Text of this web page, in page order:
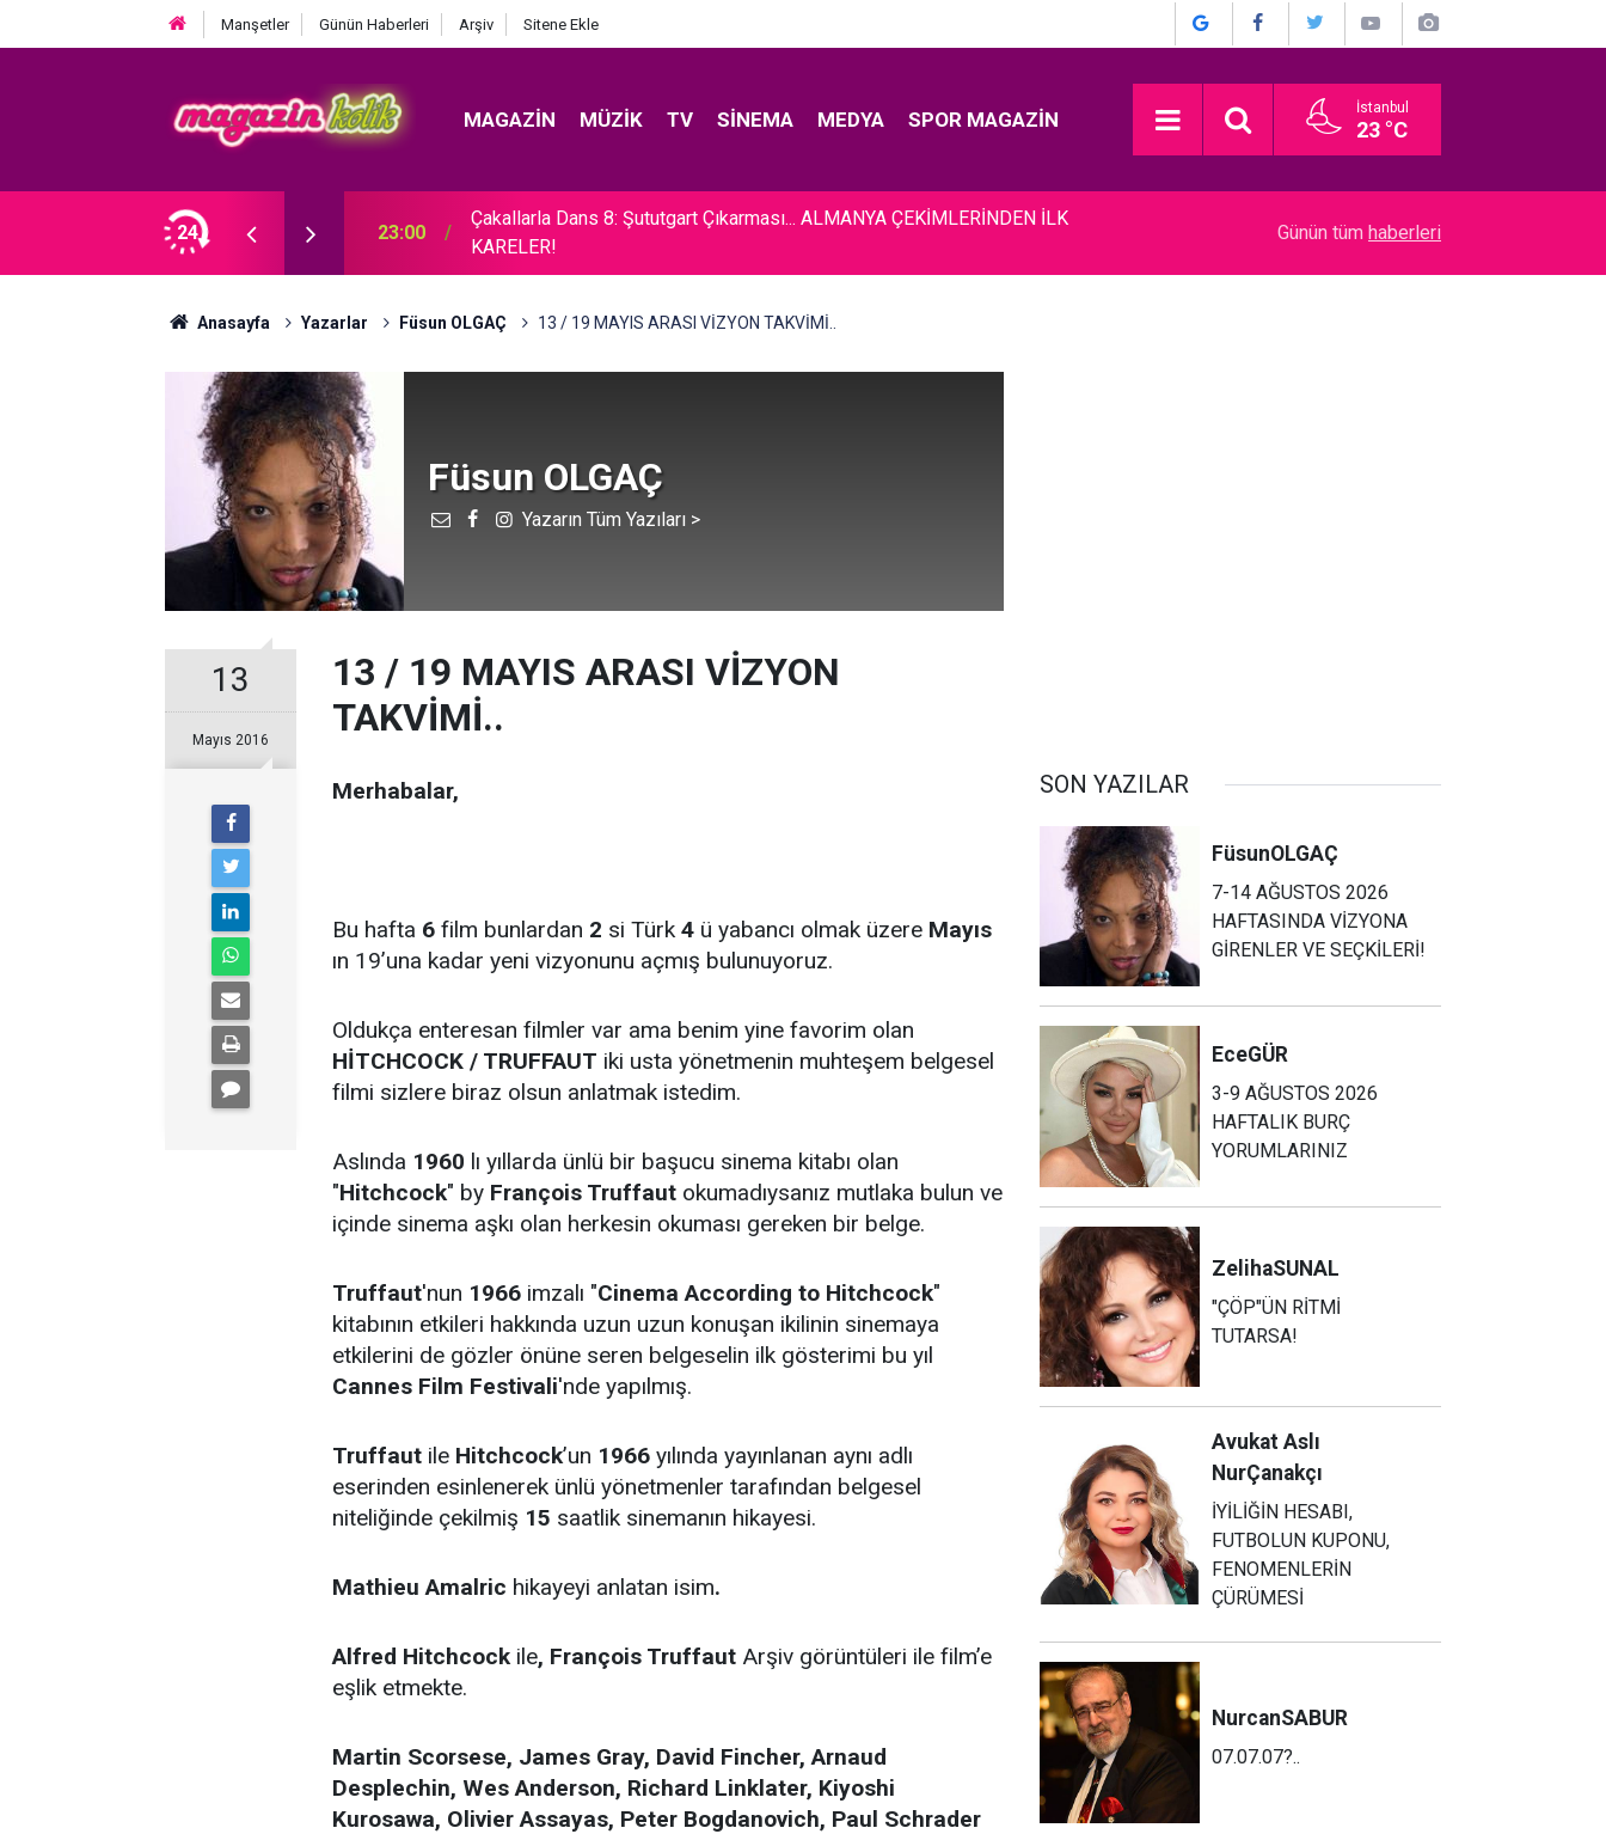
Manşetler Günün Haberleri Arşiv Sitene Ekle
MAGAZIN MÜZIK TV SINEMA MEDYA SPOR MAGAZIN İstanbul
23 °C
24
ALMANYA ÇEKİMLERİNDEN İLK
19:30 Seda Bakan... YOĞUN İSTEK ÜZERİNE İMAJ DEĞİŞTİRDİ! Tarık Pabuççuoğlu… AMELİYAT OLDU!
Günün tüm haberleri
Anasayfa Yazarlar Füsun OLGAÇ 13 / 19 MAYIS ARASI VİZYON TAKVİMİ..
Füsun OLGAÇ
Yazarın Tüm Yazıları >
13
Mayıs 2016
13 / 19 MAYIS ARASI VİZYON
TAKVİMİ..
Merhabalar,
Bu hafta 6 film bunlardan 2 si Türk 4 ü yabancı olmak üzere Mayıs
ın 19’una kadar yeni vizyonunu açmış bulunuyoruz.
Oldukça enteresan filmler var ama benim yine favorim olan
HİTCHCOCK / TRUFFAUT iki usta yönetmenin muhteşem belgesel
filmi sizlere biraz olsun anlatmak istedim.
Aslında 1960 lı yıllarda ünlü bir başucu sinema kitabı olan
"Hitchcock" by François Truffaut okumadıysanız mutlaka bulun ve
içinde sinema aşkı olan herkesin okuması gereken bir belge.
Truffaut'nun 1966 imzalı "Cinema According to Hitchcock"
kitabının etkileri hakkında uzun uzun konuşan ikilinin sinemaya
etkilerini de gözler önüne seren belgeselin ilk gösterimi bu yıl
Cannes Film Festivali'nde yapılmış.
Truffaut ile Hitchcock’un 1966 yılında yayınlanan aynı adlı
eserinden esinlenerek ünlü yönetmenler tarafından belgesel
niteliğinde çekilmiş 15 saatlik sinemanın hikayesi.
Mathieu Amalric hikayeyi anlatan isim.
Alfred Hitchcockile, François Truffaut Arşiv görüntüleri ile film’e
eşlik etmekte.
Martin Scorsese, James Gray, David Fincher, Arnaud
Desplechin, Wes Anderson, Richard Linklater, Kiyoshi
Kurosawa, Olivier Assayas, Peter Bogdanovich, Paul Schrader
SON YAZILAR
FüsunOLGAÇ
7-14 AĞUSTOS 2026
HAFTASINDA VİZYONA
GİRENLER VE SEÇKİLERİ!
EceGÜR
3-9 AĞUSTOS 2026
HAFTALIK BURÇ
YORUMLARINIZ
ZelihaSUNAL
"ÇÖP"ÜN RİTMİ
TUTARSA!
Avukat Aslı
NurÇanakçı
İYİLİĞİN HESABI,
FUTBOLUN KUPONU,
FENOMENLERİN
ÇÜRÜMESİ
NurcanSABUR
07.07.07?..